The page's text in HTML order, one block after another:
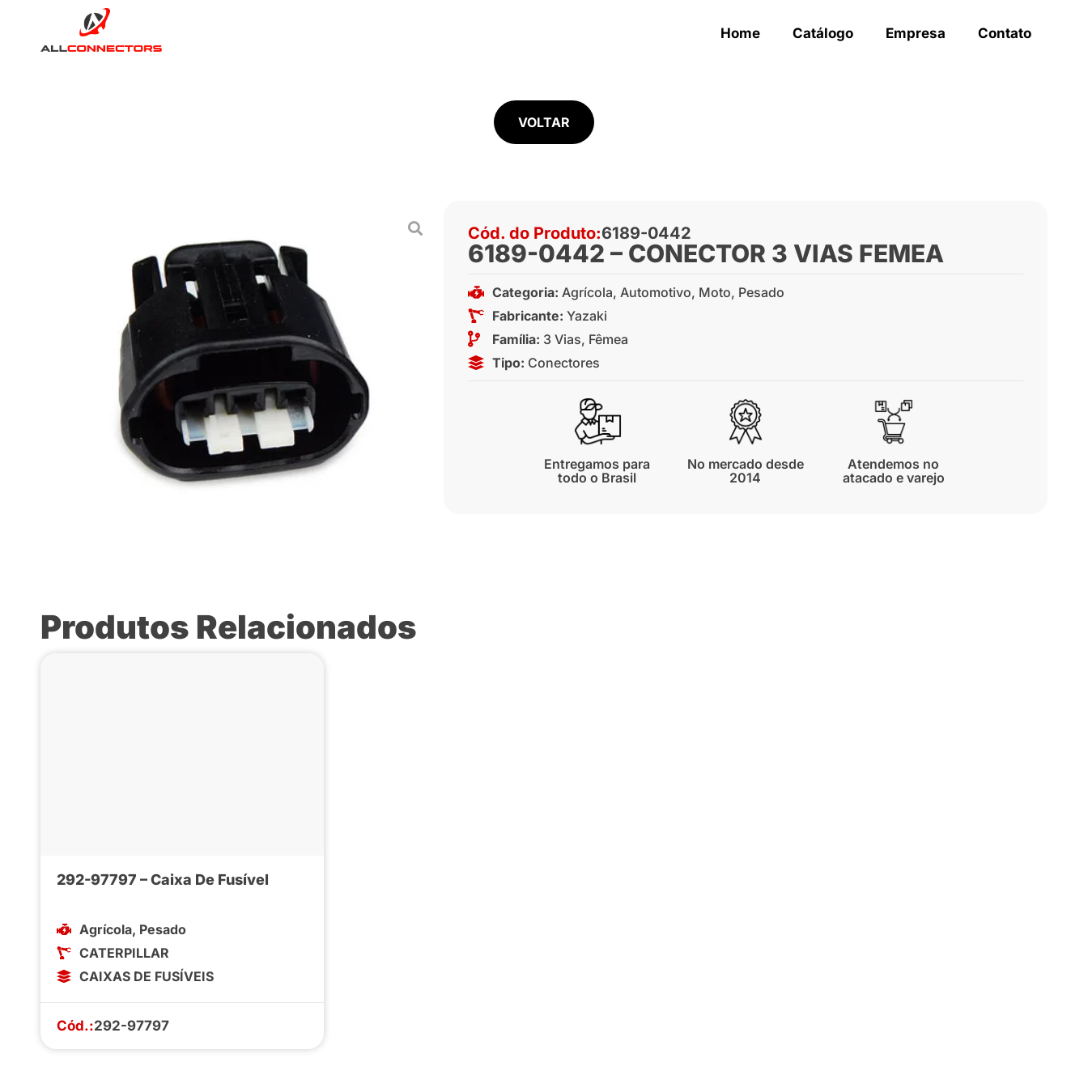
Home Catálogo Empresa Contato
VOLTAR
Cód. do Produto:6189-0442
6189-0442 – CONECTOR 3 VIAS FEMEA
Categoria: Agrícola, Automotivo, Moto, Pesado
Fabricante: Yazaki
Família: 3 Vias, Fêmea
Tipo: Conectores
Entregamos para
todo o Brasil
No mercado desde
2014
Atendemos no
atacado e varejo
Produtos Relacionados
292-97797 – Caixa De Fusível
Agrícola, Pesado
CATERPILLAR
CAIXAS DE FUSÍVEIS
Cód.:292-97797